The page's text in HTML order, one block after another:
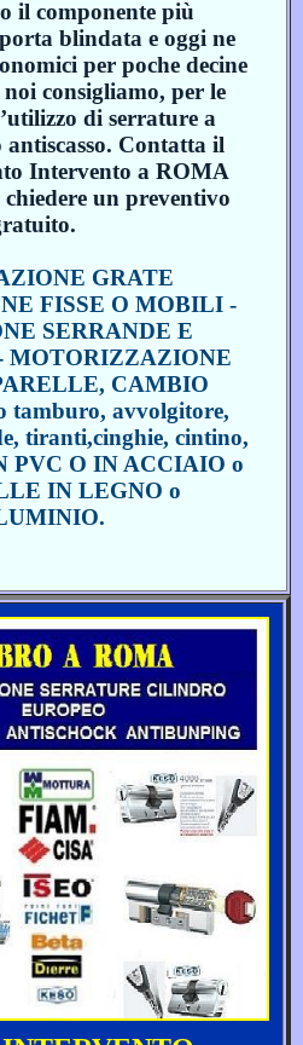
il componente più
blindata e oggi ne
per poche decine
consigliamo, per le
di serrature a
Contatta il
Intervento a ROMA
un preventivo
GRATE
FISSE O MOBILI -
SERRANDE E
MOTORIZZAZIONE
CAMBIO
tamburo, avvolgitore,
tiranti,cinghie, cintino,
PVC O IN ACCIAIO o
IN LEGNO o